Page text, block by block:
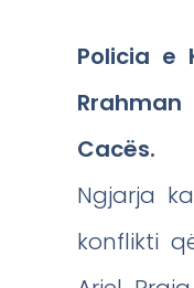
Policia e
Cacës.
Ngjarja
konflikti